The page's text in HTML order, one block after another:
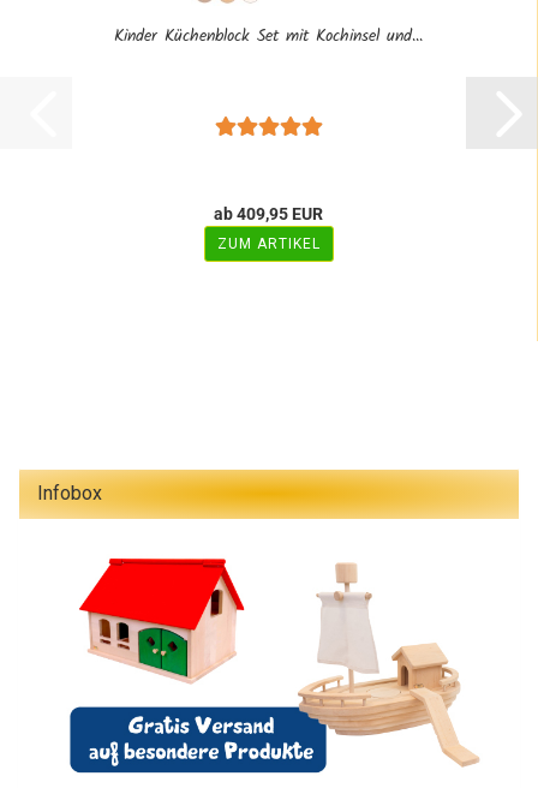
Kinder Küchenblock Set mit Kochinsel und...
ab 409,95 EUR
ZUM ARTIKEL
Infobox